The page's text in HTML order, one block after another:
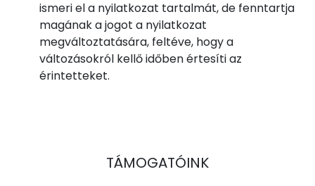
ismeri el a nyilatkozat tartalmát, de fenntartja
magának a jogot a nyilatkozat
megváltoztatására, feltéve, hogy a
változásokról kellő időben értesíti az
érintetteket.
TÁMOGATÓINK